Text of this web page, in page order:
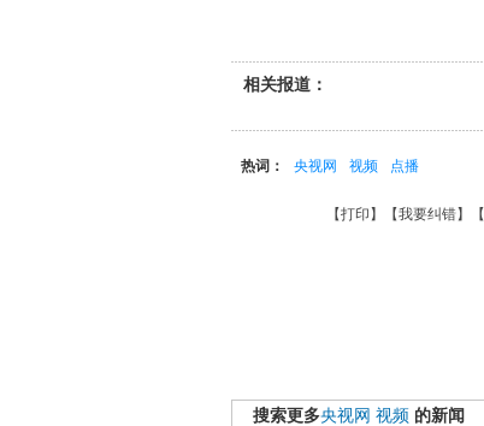
相关报道：
热词： 央视网 视频 点播
【打印 】【我要纠错】【
搜索更多央视网 视频 的新闻